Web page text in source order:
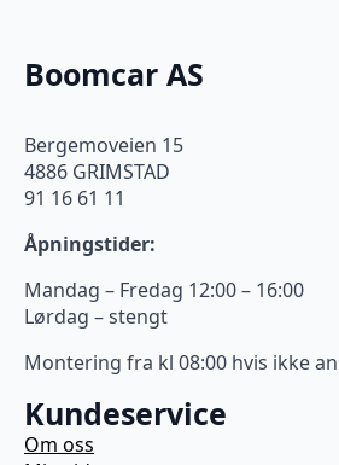
Boomcar AS
Bergemoveien 15
4886 GRIMSTAD
91 16 61 11
Åpningstider:
Mandag – Fredag 12:00 – 16:00
Lørdag – stengt
Montering fra kl 08:00 hvis ikke
Kundeservice
Om oss